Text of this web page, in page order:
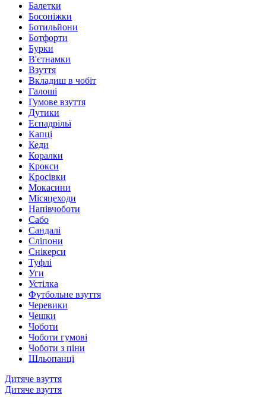
Балетки
Босоніжки
Ботильйони
Ботфорти
Бурки
В'єтнамки
Взуття
Вкладиш в чобіт
Галоші
Гумове взуття
Дутики
Еспадрільї
Капці
Кеди
Коралки
Крокси
Кросівки
Мокасини
Місяцеходи
Напівчоботи
Сабо
Сандалі
Сліпони
Снікерси
Туфлі
Уги
Устілка
Футбольне взуття
Черевики
Чешки
Чоботи
Чоботи гумові
Чоботи з піни
Шльопанці
Дитяче взуття
Дитяче взуття